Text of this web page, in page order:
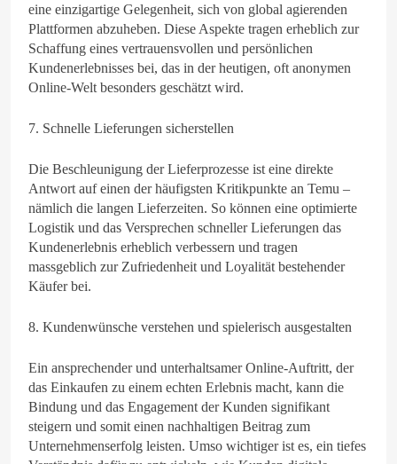
eine einzigartige Gelegenheit, sich von global agierenden
Plattformen abzuheben. Diese Aspekte tragen erheblich zur
Schaffung eines vertrauensvollen und persönlichen
Kundenerlebnisses bei, das in der heutigen, oft anonymen
Online-Welt besonders geschätzt wird.
7. Schnelle Lieferungen sicherstellen
Die Beschleunigung der Lieferprozesse ist eine direkte
Antwort auf einen der häufigsten Kritikpunkte an Temu –
nämlich die langen Lieferzeiten. So können eine optimierte
Logistik und das Versprechen schneller Lieferungen das
Kundenerlebnis erheblich verbessern und tragen
massgeblich zur Zufriedenheit und Loyalität bestehender
Käufer bei.
8. Kundenwünsche verstehen und spielerisch ausgestalten
Ein ansprechender und unterhaltsamer Online-Auftritt, der
das Einkaufen zu einem echten Erlebnis macht, kann die
Bindung und das Engagement der Kunden signifikant
steigern und somit einen nachhaltigen Beitrag zum
Unternehmenserfolg leisten. Umso wichtiger ist es, ein tiefes